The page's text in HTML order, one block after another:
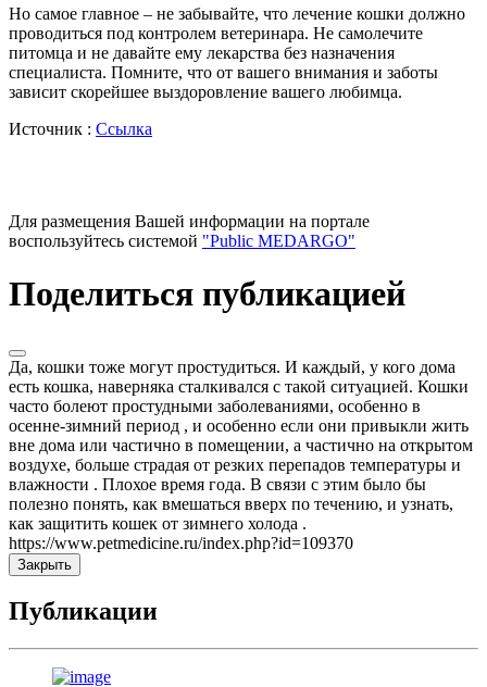
Но самое главное – не забывайте, что лечение кошки должно
проводиться под контролем ветеринара. Не самолечите
питомца и не давайте ему лекарства без назначения
специалиста. Помните, что от вашего внимания и заботы
зависит скорейшее выздоровление вашего любимца.
Источник : Ссылка
Для размещения Вашей информации на портале
воспользуйтесь системой "Public MEDARGO"
Поделиться публикацией
Да, кошки тоже могут простудиться. И каждый, у кого дома
есть кошка, наверняка сталкивался с такой ситуацией. Кошки
часто болеют простудными заболеваниями, особенно в
осенне-зимний период , и особенно если они привыкли жить
вне дома или частично в помещении, а частично на открытом
воздухе, больше страдая от резких перепадов температуры и
влажности . Плохое время года. В связи с этим было бы
полезно понять, как вмешаться вверх по течению, и узнать,
как защитить кошек от зимнего холода .
https://www.petmedicine.ru/index.php?id=109370
Закрыть
Публикации